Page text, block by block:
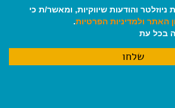
והודעות שיווקיות, ומאשר/ת כי
האתר ולמדיניות הפרטיות.
בכל עת